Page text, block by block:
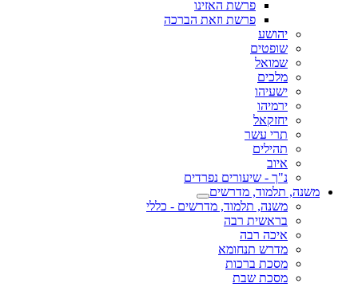
פרשת האזינו
פרשת וזאת הברכה
יהושע
שופטים
שמואל
מלכים
ישעיהו
ירמיהו
יחזקאל
תרי עשר
תהילים
איוב
נ"ך - שיעורים נפרדים
משנה, תלמוד, מדרשים
משנה, תלמוד, מדרשים - כללי
בראשית רבה
איכה רבה
מדרש תנחומא
מסכת ברכות
מסכת שבת